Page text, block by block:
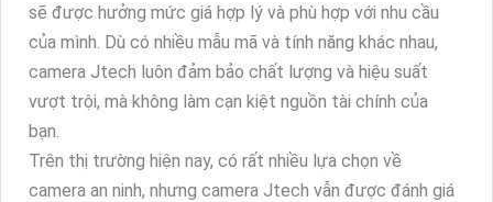
sẽ được hưởng mức giá hợp lý và phù hợp với nhu cầu
của mình. Dù có nhiều mẫu mã và tính năng khác nhau,
camera Jtech luôn đảm bảo chất lượng và hiệu suất
vượt trội, mà không làm cạn kiệt nguồn tài chính của
bạn.
Trên thị trường hiện nay, có rất nhiều lựa chọn về
camera an ninh, nhưng camera Jtech vẫn được đánh giá